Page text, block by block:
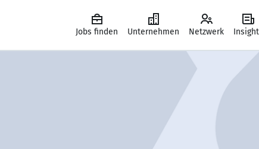
Jobs finden Unternehmen Netzwerk